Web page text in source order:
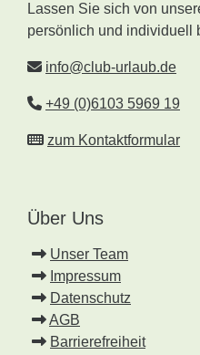
Lassen Sie sich von
persönlich und individuell
info@club-urlaub.de
+49 (0)6103 5969 19
zum Kontaktformular
Über Uns
Unser Team
Impressum
Datenschutz
AGB
Barrierefreiheit